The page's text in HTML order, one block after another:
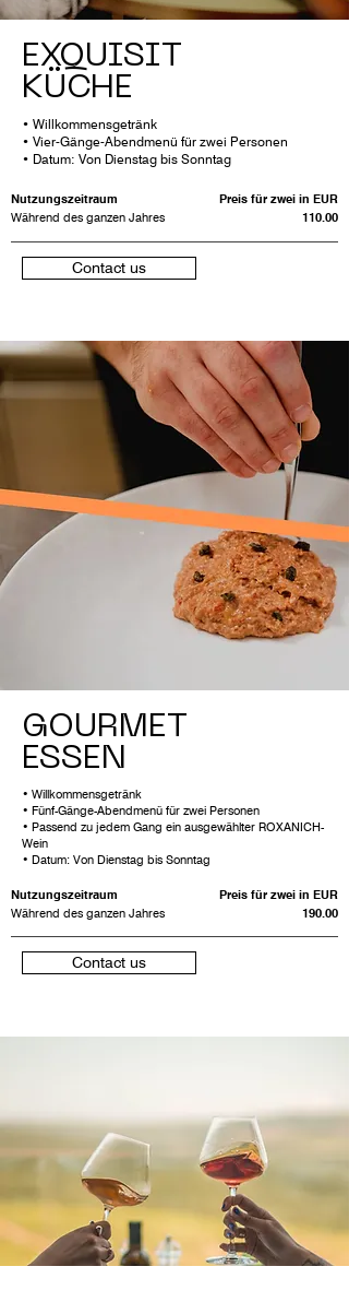
EXQUISIT
KÜCHE
• Willkommensgetränk
• Vier-Gänge-Abendmenü für zwei Personen
• Datum: Von Dienstag bis Sonntag
Preis für zwei in EUR
110.00
Nutzungszeitraum
Während des ganzen Jahres
Contact us
GOURMET
ESSEN
• Willkommensgetränk
• Fünf-Gänge-Abendmenü für zwei Personen
• Passend zu jedem Gang ein ausgewählter ROXANICH-
Wein
• Datum: Von Dienstag bis Sonntag
Preis für zwei in EUR
190.00
Nutzungszeitraum
Während des ganzen Jahres
Contact us